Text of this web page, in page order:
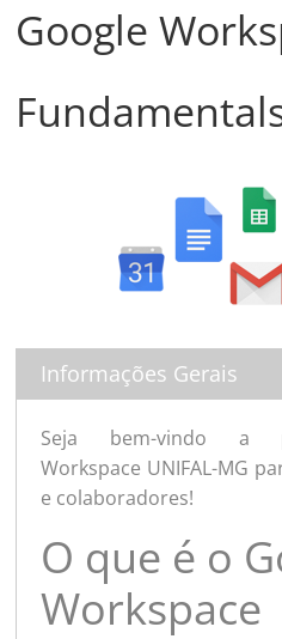
Google
Informações Gerais
Seja bem-vindo a
Workspace UNIFAL-MG
e colaboradores!
O que é o
Workspace